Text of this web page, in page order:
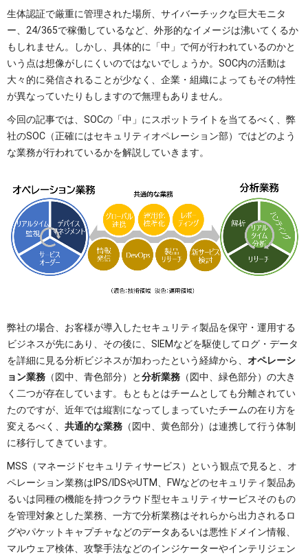
生体認証で厳重に管理された場所、サイバーチックな巨大モニタ
ー、24/365で稼働しているなど、外形的なイメージは沸いてくるか
もしれません。しかし、具体的に「中」で何が行われているのかと
いう点は想像がしにくいのではないでしょうか。SOC内の活動は
大々的に発信されることが少なく、企業・組織によってもその特性
が異なっていたりもしますので無理もありません。
今回の記事では、SOCの「中」にスポットライトを当てるべく、弊
社のSOC（正確にはセキュリティオペレーション部）ではどのよう
な業務が行われているかを解説していきます。
弊社の場合、お客様が導入したセキュリティ製品を保守・運用する
ビジネスが先にあり、その後に、SIEMなどを駆使してログ・データ
を詳細に見る分析ビジネスが加わったという経緯から、 オペレーシ
ョン業務 （図中、青色部分）と分析業務 （図中、緑色部分）の大き
く二つが存在しています。もともとはチームとしても分離されてい
たのですが、近年では縦割になってしまっていたチームの在り方を
変えるべく、 共通的な業務 （図中、黄色部分）は連携して行う体制
に移行してきています。
MSS（マネージドセキュリティサービス）という観点で見ると、オ
ペレーション業務はIPS/IDSやUTM、FWなどのセキュリティ製品あ
るいは同種の機能を持つクラウド型セキュリティサービスそのもの
を管理対象とした業務、一方で分析業務はそれらから出力されるロ
グやパケットキャプチャなどのデータあるいは悪性ドメイン情報、
マルウェア検体、攻撃手法などのインジケーターやインテリジェン